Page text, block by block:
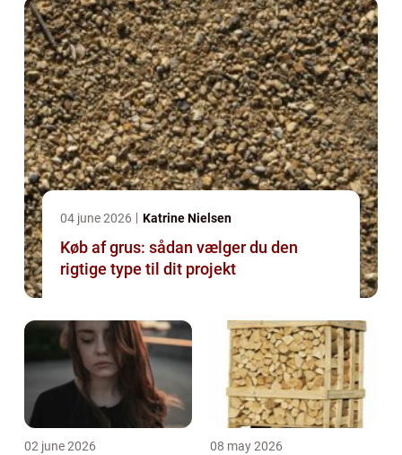
04 june 2026 Katrine Nielsen
Køb af grus: sådan vælger du den
rigtige type til dit projekt
02 june 2026 08 may 2026